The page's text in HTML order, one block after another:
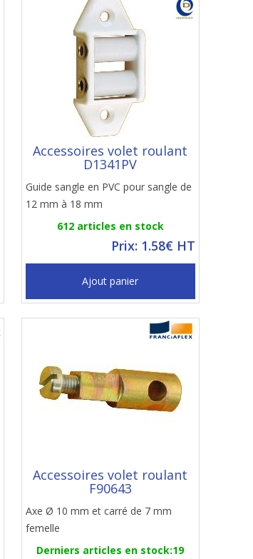
Accessoires volet roulant
D1341PV
Guide sangle en PVC pour sangle de
12 mm à 18 mm
612 articles en stock
Prix: 1.58€ HT
Ajout panier
Accessoires volet roulant
F90643
Axe Ø 10 mm et carré de 7 mm
femelle
Derniers articles en stock:19